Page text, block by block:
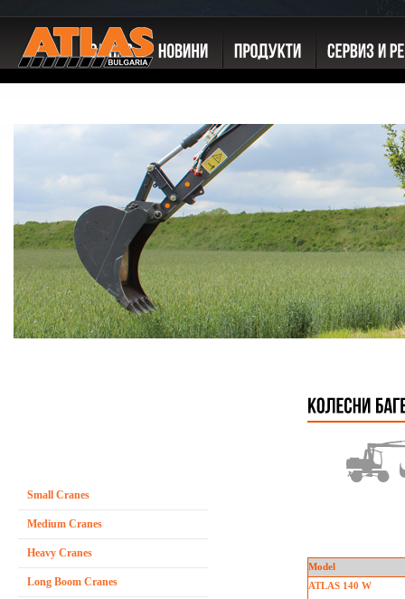
Small Cranes
Medium Cranes
Heavy Cranes
Long Boom Cranes
Model
ATLAS 140 W